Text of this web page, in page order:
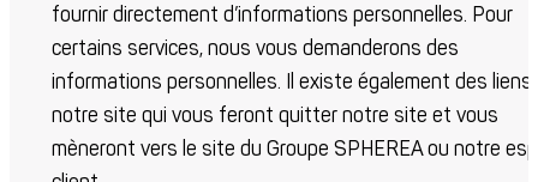
fournir directement d’informations personnelles. Pour
certains services, nous vous demanderons des
informations personnelles. Il existe également des liens
notre site qui vous feront quitter notre site et vous
mèneront vers le site du Groupe SPHEREA ou notre